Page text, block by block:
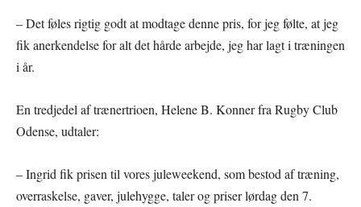
– Det føles rigtig godt at modtage denne pris, for jeg følte, at jeg
fik anerkendelse for alt det hårde arbejde, jeg har lagt i træningen
i år.
En tredjedel af trænertrioen, Helene B. Konner fra Rugby Club
Odense, udtaler:
– Ingrid fik prisen til vores juleweekend, som bestod af træning,
overraskelse, gaver, julehygge, taler og priser lørdag den 7.